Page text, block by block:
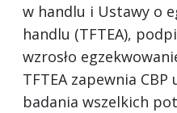
w handlu i Ustawy o
handlu (TFTEA),
wzrosło
TFTEA zapewnia
badania wszelkich